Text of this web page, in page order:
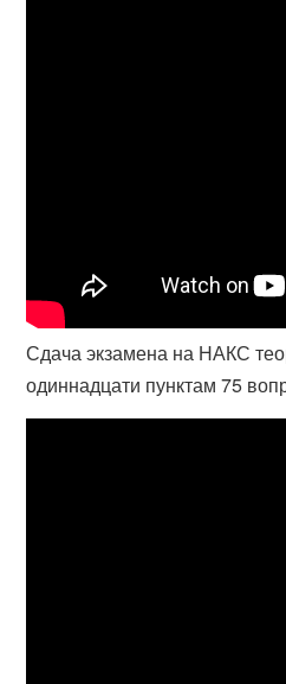
Сдача экзамена на НАКС
одиннадцати пунктам 75